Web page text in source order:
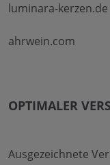
luminara-kerzen.de
ahrwein.com
OPTIMALER
Ausgezeichnete